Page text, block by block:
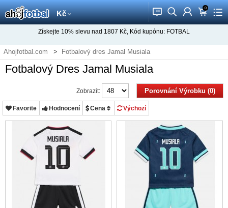
Kč 󰂱 󰂨 󰃳 0
󰃦 󰃖
Získejte 10% slevu nad 1807 Kč, Kód kupónu: FOTBAL
Ahojfotbal.com Fotbalový dres Jamal Musiala
Fotbalový Dres Jamal Musiala
Porovnání Výrobku (0)
Zobrazit:
Favorite Hodnocení Cena Výchozí